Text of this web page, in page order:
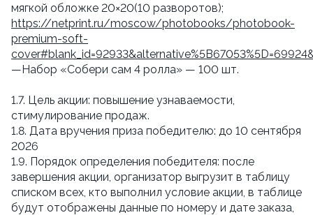
мягкой обложке 20×20(10 разворотов);
https://netprint.ru/moscow/photobooks/photobook-
premium-soft-
—Набор «Собери сам 4 ролла» — 100 шт.
1.7. Цель акции: повышение узнаваемости,
стимулирование продаж.
1.8. Дата вручения приза победителю: до 10 сентября
2026
1.9. Порядок определения победителя: после
завершения акции, организатор выгрузит в таблицу
списком всех, кто выполнил условие акции, в таблице
будут отображены данные по номеру и дате заказа,